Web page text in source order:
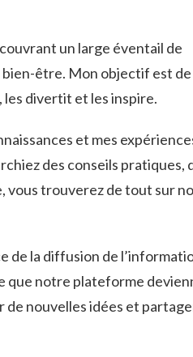
un large éventail de
bien-être. Mon objectif est
divertit et les inspire.
et mes
des conseils pratiques,
vous trouverez de tout sur
de la diffusion de
que notre plateforme
nouvelles idées et